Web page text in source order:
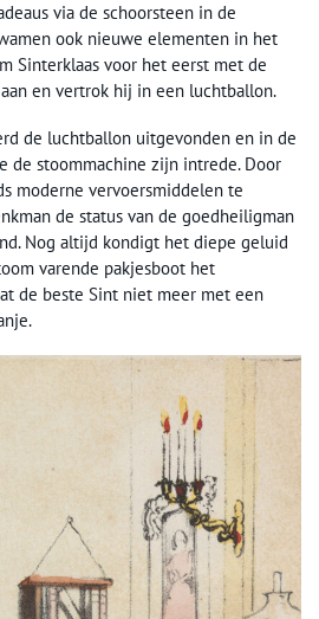
via de schoorsteen in de
ook nieuwe elementen in het
Sinterklaas voor het eerst met de
en vertrok hij in een luchtballon.
de luchtballon uitgevonden en in de
de stoommachine zijn intrede. Door
moderne vervoersmiddelen te
de status van de goedheiligman
Nog altijd kondigt het diepe geluid
varende pakjesboot het
de beste Sint niet meer met een